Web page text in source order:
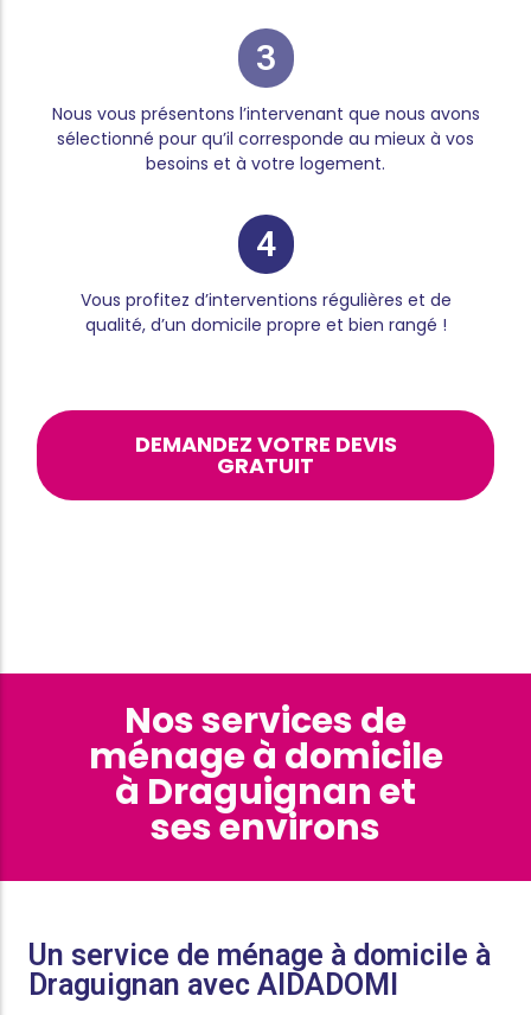
3
Nous vous présentons l’intervenant que nous avons
sélectionné pour qu’il corresponde au mieux à vos
besoins et à votre logement.
4
Vous profitez d’interventions régulières et de
qualité, d’un domicile propre et bien rangé !
DEMANDEZ VOTRE DEVIS
GRATUIT
Nos services de
ménage à domicile
à Draguignan et
ses environs
Un service de ménage à domicile à
Draguignan avec AIDADOMI